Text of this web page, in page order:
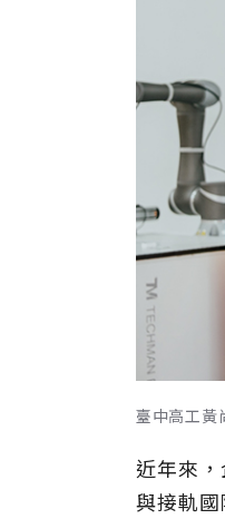
臺中高工黃
近年來
與接軌